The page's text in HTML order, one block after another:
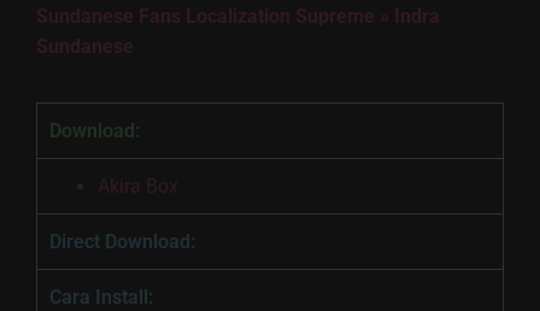
Sundanese Fans Localization Supreme » Indra
Sundanese
Download:
Akira Box
Direct Download:
Cara Install: